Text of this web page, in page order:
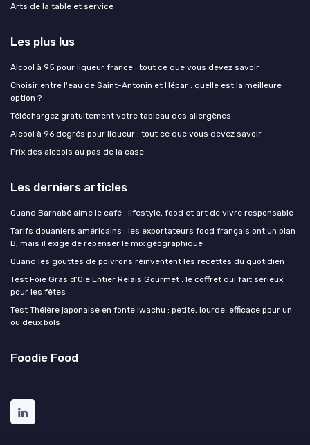
Arts de la table et service
Les plus lus
Alcool à 95 pour liqueur france : tout ce que vous devez savoir
Choisir entre l'eau de Saint-Antonin et Hépar : quelle est la meilleure
option ?
Téléchargez gratuitement votre tableau des allergènes
Alcool à 96 degrés pour liqueur : tout ce que vous devez savoir
Prix des alcools au pas de la case
Les derniers articles
Quand Barnabé aime le café : lifestyle, food et art de vivre responsable
Tarifs douaniers américains : les exportateurs food français ont un plan
B, mais il exige de repenser le mix géographique
Quand les gouttes de poivrons réinventent les recettes du quotidien
Test Foie Gras d’Oie Entier Relais Gourmet : le coffret qui fait sérieux
pour les fêtes
Test Théière japonaise en fonte Iwachu : petite, lourde, efficace pour un
ou deux bols
Foodie Food